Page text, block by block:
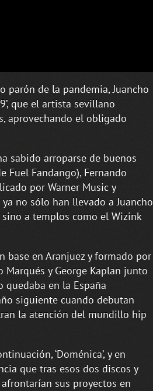
parón de la pandemia, Juancho
que el artista sevillano
aprovechando el obligado
sabido arroparse de buenos
Fuel Fandango), Fernando
por Warner Music y
no sólo han llevado a Juancho
a templos como el Wizink
base en Aranjuez y formado por
y George Kaplan junto
quedaba en la España
siguiente cuando debutan
la atención del mundillo hip
‘Doménica’, y en
que tras esos dos discos y
sus proyectos en